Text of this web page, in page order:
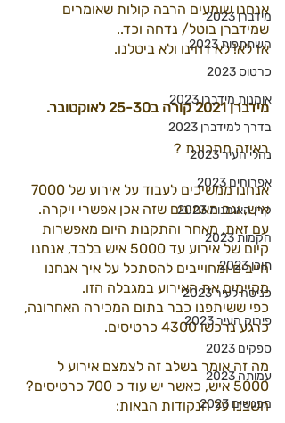
מידברן 2023
השתתפות 2023
כרטוס 2023
אומנות מידברן 2023
בדרך למידברן 2023
נהלי העיר 2023
אפרוחים 2023
קרן האומנות 2023
הקמות 2023
תוכן 2023
כניסה לעיר 2023
פירוק העיר 2023
ספקים 2023
עמותה 2023
מפגשים 2023
אנחנו שומעים הרבה קולות שאומרים
שמידברן בוטל/ נדחה וכד..
אז לא! לא דחינו ולא ביטלנו.
מידברן 2021 קורה ב25-30 לאוקטובר.
באיזה מתכונת ?
איש, וגם מאמינים שזה אכן אפשרי ויקרה.
עם זאת, מאחר והתקנות היום מאפשרות
קיום של אירוע עד 5000 איש בלבד, אנחנו
חייבים ומחוייבים להסתכל על איך אנחנו
מקיימים את האירוע במגבלה הזו.
כפי ששיתפנו כבר בתום המכירה האחרונה,
כרגע נרכשו 4300 כרטיסים.
מה זה אומר בשלב זה לצמצם אירוע ל
5000 איש, כאשר יש עוד כ 700 כרטיסים?
חשבנו על הנקודות הבאות: